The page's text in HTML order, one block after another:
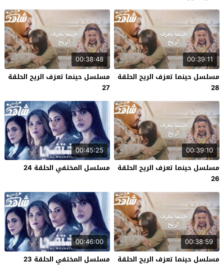
00:39:11
مسلسل حينما تعزف الريح الحلقة
28
00:38:48
مسلسل حينما تعزف الريح الحلقة
27
00:39:10
مسلسل حينما تعزف الريح الحلقة
26
00:45:25
مسلسل المختفي الحلقة 24
00:38:59
مسلسل حينما تعزف الريح الحلقة
00:46:00
مسلسل المختفي الحلقة 23